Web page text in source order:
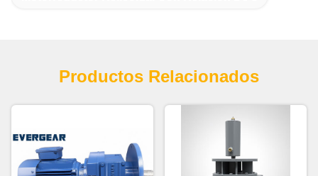
Productos Relacionados